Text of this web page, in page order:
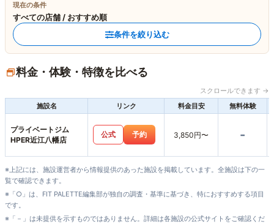
現在の条件
すべての店舗 / おすすめ順
条件を絞り込む
料金・体験・特徴を比べる
スクロールできます →
施設名
リンク 料金目安 無料体験
プライベートジム
HPER近江八幡店
公式 予約 3,850円〜 -
※上記には、施設運営者から情報提供のあった施設を掲載しています。全施設は下の一
覧で確認できます。
※「○」は、FIT PALETTE編集部が独自の調査・基準に基づき、特におすすめする項目
です。
※「－」は未提供を示すものではありません。詳細は各施設の公式サイトをご確認くだ